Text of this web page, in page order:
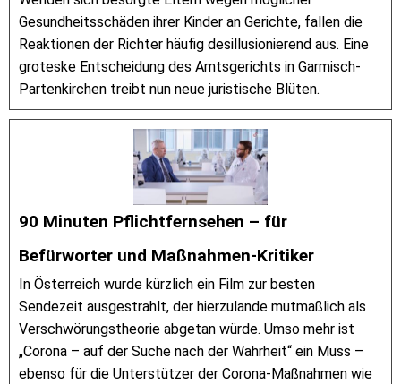
Gesundheitsschäden ihrer Kinder an Gerichte, fallen die
Reaktionen der Richter häufig desillusionierend aus. Eine
groteske Entscheidung des Amtsgerichts in Garmisch-
Partenkirchen treibt nun neue juristische Blüten.
90 Minuten Pflichtfernsehen – für
Befürworter und Maßnahmen-Kritiker
In Österreich wurde kürzlich ein Film zur besten
Sendezeit ausgestrahlt, der hierzulande mutmaßlich als
Verschwörungstheorie abgetan würde. Umso mehr ist
„Corona – auf der Suche nach der Wahrheit“ ein Muss –
ebenso für die Unterstützer der Corona-Maßnahmen wie